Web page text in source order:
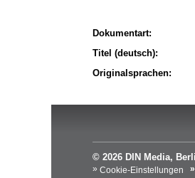
Dokumentart:
Titel (deutsch):
Originalsprachen:
© 2026 DIN Media,
Cookie-Einstellungen